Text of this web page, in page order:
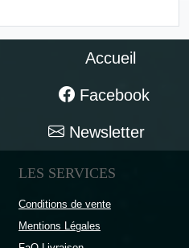
Accueil
Facebook
Newsletter
LES SERVICES
Conditions de vente
Mentions Légales